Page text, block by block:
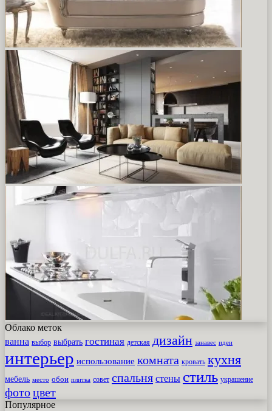
Облако меток
ванна выбор выбрать гостиная детская дизайн занавес идеи
интерьер использование комната кровать кухня
мебель место обои плитка совет спальня стены стиль украшение
фотоцвет
Популярное